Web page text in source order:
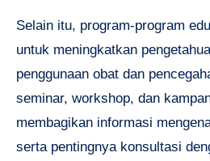
Selain itu, program-program
untuk meningkatkan
penggunaan obat dan
seminar, workshop, dan
membagikan informasi
serta pentingnya konsultasi